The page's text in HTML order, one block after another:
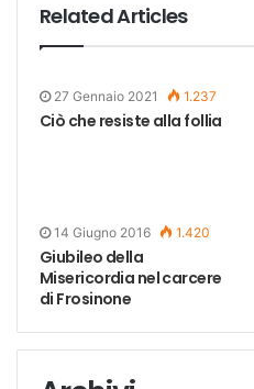
Related Articles
27 Gennaio 2021 1.237
Ciò che resiste alla follia
14 Giugno 2016 1.420
Giubileo della
Misericordia nel carcere
di Frosinone